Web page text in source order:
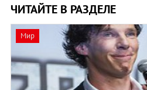
ЧИТАЙТЕ В РАЗДЕЛЕ
Мир